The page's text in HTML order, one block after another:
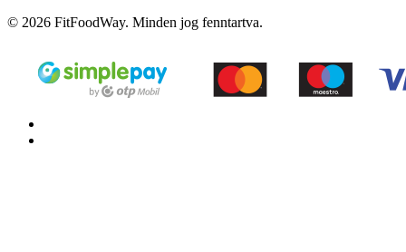
© 2026 FitFoodWay. Minden jog fenntartva.